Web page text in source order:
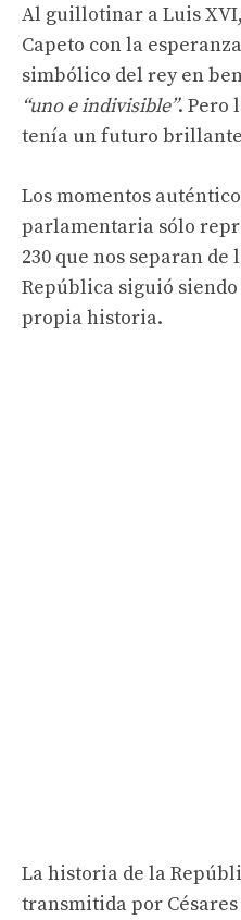
Al guillotinar a Luis
Capeto con la
simbólico del rey en
“uno e indivisible”. Pero
tenía un futuro
Los momentos
parlamentaria sólo
230 que nos separan de
República siguió
propia historia.
La historia de la
transmitida por